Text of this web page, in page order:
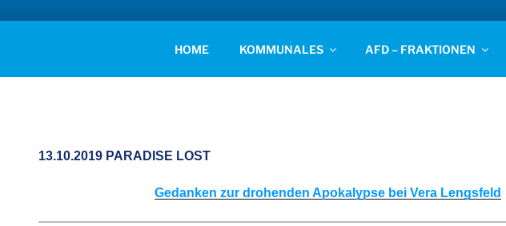
AFD KREISVERBAND STADE
Unsere Politik für Deutschland!
HOME KOMMUNALES AFD – FRAKTIONEN
13.10.2019 PARADISE LOST
Gedanken zur drohenden Apokalypse bei Vera Lengsfeld